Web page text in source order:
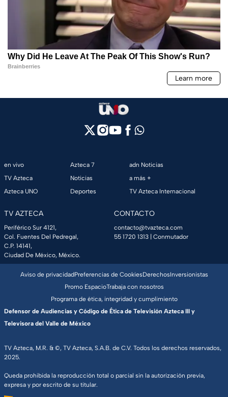
en vivo
TV Azteca
Azteca UNO
Azteca 7
Noticias
Deportes
adn Noticias
a más +
TV Azteca Internacional
TV AZTECA
Periférico Sur 4121,
Col. Fuentes Del Pedregal,
C.P. 14141,
Ciudad De México, México.
CONTACTO
contacto@tvazteca.com
55 1720 1313 | Conmutador
TV Azteca, M.R. & ©, TV Azteca, S.A.B. de C.V. Todos los derechos reservados,
2025.
Queda prohibida la reproducción total o parcial sin la autorización previa,
expresa y por escrito de su titular.
Aviso de privacidadPreferencias de CookiesDerechosInversionistas
Promo EspacioTrabaja con nosotros
Programa de ética, integridad y cumplimiento
Defensor de Audiencias y Código de Ética de Televisión Azteca III y
Televisora del Valle de México